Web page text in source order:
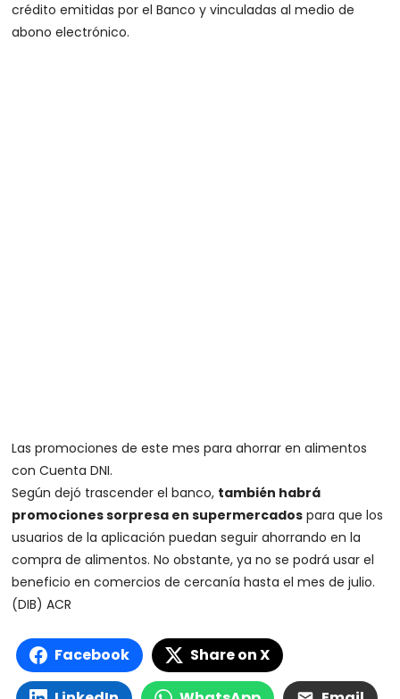
crédito emitidas por el Banco y vinculadas al medio de
abono electrónico.
Las promociones de este mes para ahorrar en alimentos
con Cuenta DNI.
Según dejó trascender el banco, también habrá
promociones sorpresa en supermercados para que los
usuarios de la aplicación puedan seguir ahorrando en la
compra de alimentos. No obstante, ya no se podrá usar el
beneficio en comercios de cercanía hasta el mes de julio.
(DIB) ACR
Facebook Share on X